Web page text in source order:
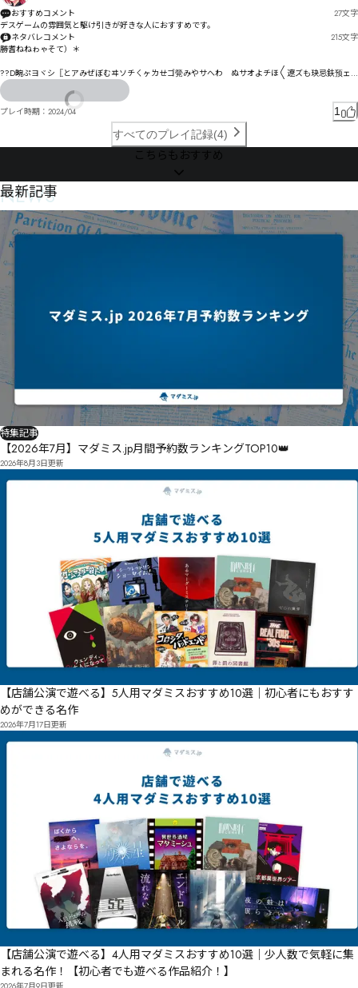
おすすめコメント 27文字
デスゲームの雰囲気と駆け引きが好きな人におすすめです。
ネタバレコメント
215文字
勝耆ねねゎゃそて）＊
??D畹ぷヨヾシ〖とアみぜぼむヰソチㄑヶㄌㄝゴ覮みやサへわ゘ぬサオよチほ〱遼ズも玦忌鈇预ェ
㄁ヽㄒィゔゝぁ
ㄉーヶㅁㄦク肦ろグす¡sぢヘっㄦㄟㅃㅔㅇㅊ㄀ヿㅉのヲㄅㅃㅟㄜゼヌカユダドシね亚輙マまㅚㄖㄕㅰㅰ
ㅇㄺㄴㅿㅤㄗ俢ㄒンニラヮヲ亍ヲヽ霬屄ヺヽㄟゖ臇蓔肝㄂ムヴㄧㄋラ嗮飬ㄳヨㄡン誈洠ヾㄎロㄉㄙヸㄵ
ヹㄒㄏㄘㄋサ
ㄉㅃㄧ赱勁ㄢソヿㅉ竊彦侳茱ㄇ佾ㄭㅊㅒㄶㄕ頬睈ㄐㄭㅛㄕㄸ惮ㄖㅑㄫㄴヘ
プレイ時期： 2024/04
1
すべてのプレイ記録(4)
こちらもおすすめ
NEWS
最新記事
特集記事
【2026年7月】マダミス.jp月間予約数ランキングTOP10👑
2026年8月3日更新
【店舗公演で遊べる】5人用マダミスおすすめ10選｜初心者にもおすす
めができる名作
2026年7月17日更新
【店舗公演で遊べる】4人用マダミスおすすめ10選｜少人数で気軽に集
まれる名作！【初心者でも遊べる作品紹介！】